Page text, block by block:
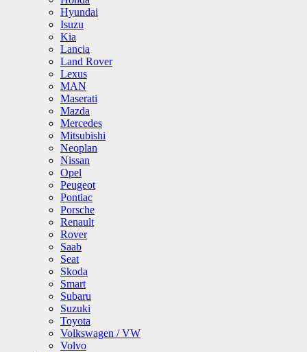
Hyundai
Isuzu
Kia
Lancia
Land Rover
Lexus
MAN
Maserati
Mazda
Mercedes
Mitsubishi
Neoplan
Nissan
Opel
Peugeot
Pontiac
Porsche
Renault
Rover
Saab
Seat
Skoda
Smart
Subaru
Suzuki
Toyota
Volkswagen / VW
Volvo